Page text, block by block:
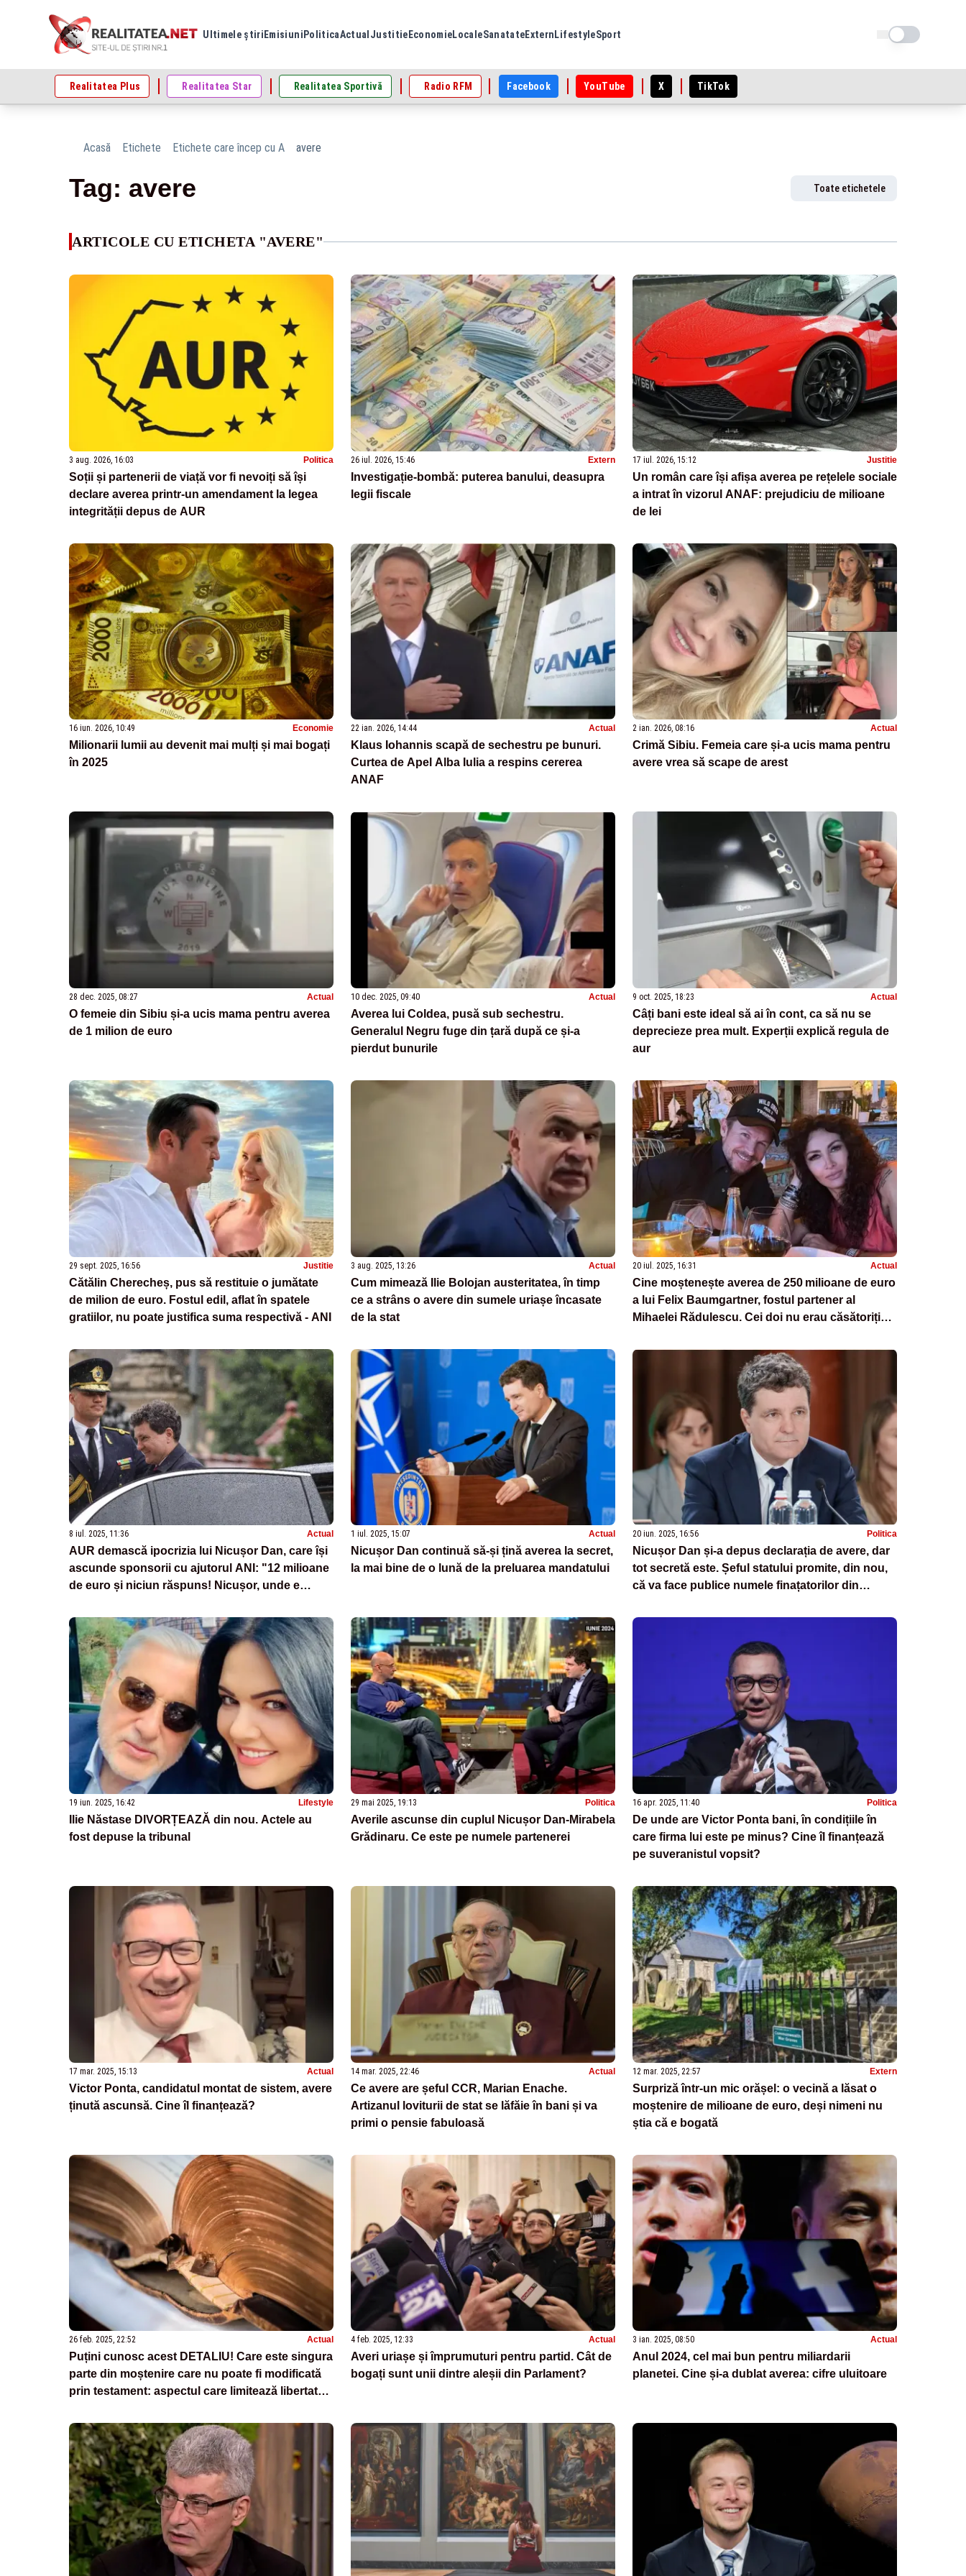
Ultimele știri Emisiuni PoliticaActual Justitie EconomieLocaleSanatateExtern LifestyleSport Schimba tema
Realitatea Plus Realitatea Star Realitatea Sportivă Radio RFM Facebook YouTube X TikTok
Acasă Etichete Etichete care încep cu A avere
Tag: avere Toate etichetele
ARTICOLE CU ETICHETA "AVERE"
3 aug. 2026, 16:03 Politica
Soții și partenerii de viață vor fi nevoiți să își
declare averea printr-un amendament la legea
integrității depus de AUR
26 iul. 2026, 15:46 Extern
Investigație-bombă: puterea banului, deasupra
legii fiscale
17 iul. 2026, 15:12 Justitie
Un român care își afișa averea pe rețelele sociale
a intrat în vizorul ANAF: prejudiciu de milioane
de lei
16 iun. 2026, 10:49 Economie
Milionarii lumii au devenit mai mulți și mai bogați
în 2025
22 ian. 2026, 14:44 Actual
Klaus Iohannis scapă de sechestru pe bunuri.
Curtea de Apel Alba Iulia a respins cererea
ANAF
2 ian. 2026, 08:16 Actual
Crimă Sibiu. Femeia care și-a ucis mama pentru
avere vrea să scape de arest
28 dec. 2025, 08:27 Actual
O femeie din Sibiu și-a ucis mama pentru averea
de 1 milion de euro
10 dec. 2025, 09:40 Actual
Averea lui Coldea, pusă sub sechestru.
Generalul Negru fuge din țară după ce și-a
pierdut bunurile
9 oct. 2025, 18:23 Actual
Câți bani este ideal să ai în cont, ca să nu se
deprecieze prea mult. Experții explică regula de
aur
29 sept. 2025, 16:56 Justitie
Cătălin Cherecheș, pus să restituie o jumătate
de milion de euro. Fostul edil, aflat în spatele
gratiilor, nu poate justifica suma respectivă - ANI
3 aug. 2025, 13:26 Actual
Cum mimează Ilie Bolojan austeritatea, în timp
ce a strâns o avere din sumele uriașe încasate
de la stat
20 iul. 2025, 16:31 Actual
Cine moștenește averea de 250 milioane de euro
a lui Felix Baumgartner, fostul partener al
Mihaelei Rădulescu. Cei doi nu erau căsătoriți
8 iul. 2025, 11:36 Actual
AUR demască ipocrizia lui Nicușor Dan, care își
ascunde sponsorii cu ajutorul ANI: "12 milioane
de euro și niciun răspuns! Nicușor, unde e
1 iul. 2025, 15:07 Actual
Nicușor Dan continuă să-și țină averea la secret,
la mai bine de o lună de la preluarea mandatului
20 iun. 2025, 16:56 Politica
Nicușor Dan și-a depus declarația de avere, dar
tot secretă este. Șeful statului promite, din nou,
că va face publice numele finațatorilor din
19 iun. 2025, 16:42 Lifestyle
Ilie Năstase DIVORȚEAZĂ din nou. Actele au
fost depuse la tribunal
29 mai 2025, 19:13 Politica
Averile ascunse din cuplul Nicușor Dan-Mirabela
Grădinaru. Ce este pe numele partenerei
16 apr. 2025, 11:40 Politica
De unde are Victor Ponta bani, în condițiile în
care firma lui este pe minus? Cine îl finanțează
pe suveranistul vopsit?
17 mar. 2025, 15:13 Actual
Victor Ponta, candidatul montat de sistem, avere
ținută ascunsă. Cine îl finanțează?
14 mar. 2025, 22:46 Actual
Ce avere are șeful CCR, Marian Enache.
Artizanul loviturii de stat se lăfăie în bani și va
primi o pensie fabuloasă
12 mar. 2025, 22:57 Extern
Surpriză într-un mic orășel: o vecină a lăsat o
moștenire de milioane de euro, deși nimeni nu
știa că e bogată
26 feb. 2025, 22:52 Actual
Puțini cunosc acest DETALIU! Care este singura
parte din moștenire care nu poate fi modificată
prin testament: aspectul care limitează libertatea
4 feb. 2025, 12:33 Actual
Averi uriașe și împrumuturi pentru partid. Cât de
bogați sunt unii dintre aleșii din Parlament?
3 ian. 2025, 08:50 Actual
Anul 2024, cel mai bun pentru miliardarii
planetei. Cine și-a dublat averea: cifre uluitoare